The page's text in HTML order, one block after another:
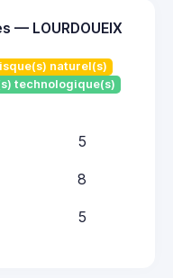
— LOURDOUEIX
naturel(s)
technologique(s)
5
8
5